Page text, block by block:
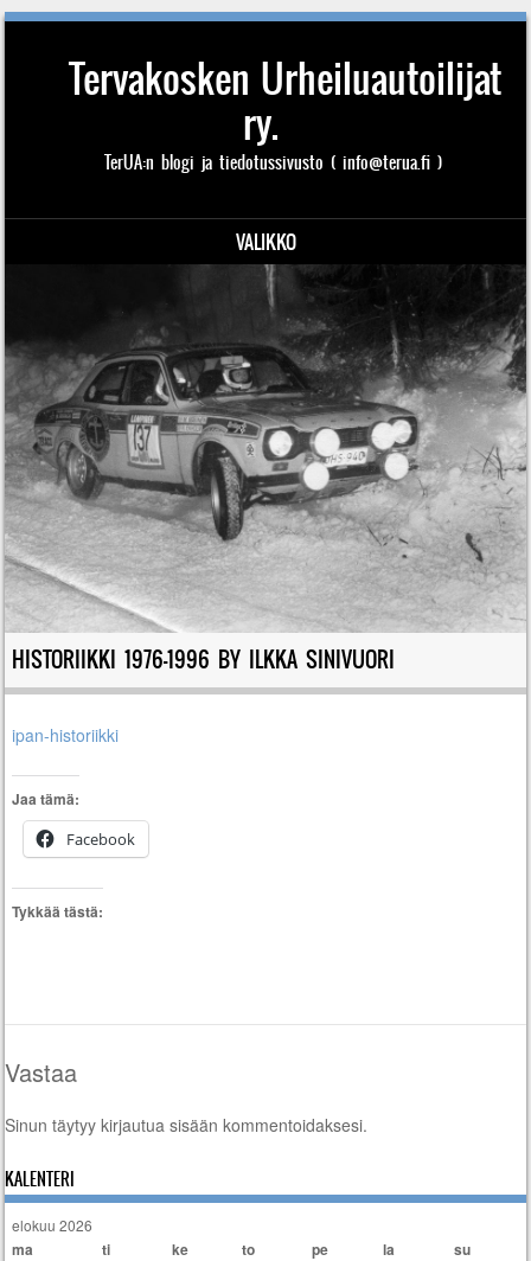
Tervakosken Urheiluautoilijat
ry.
TerUA:n blogi ja tiedotussivusto ( info@terua.fi )
VALIKKO
HISTORIIKKI 1976-1996 BY ILKKA SINIVUORI
ipan-historiikki
Jaa tämä:
Facebook
Tykkää tästä:
Vastaa
Sinun täytyykirjautua sisään kommentoidaksesi.
KALENTERI
elokuu 2026
ma ti ke to pe la su